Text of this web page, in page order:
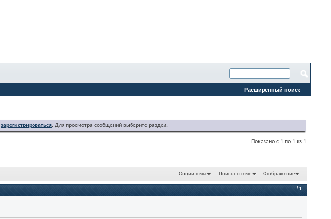
Расширенный поиск
зарегистрироваться. Для просмотра сообщений выберите раздел.
Показано с 1 по 1 из 1
Опции темы Поиск по теме Отображение
#1